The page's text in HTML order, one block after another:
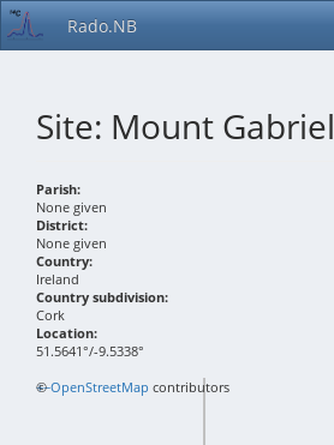
Rado.NB
Site: Mount Gabriel
Parish:
None given
District:
None given
Country:
Ireland
Country subdivision:
Cork
Location:
51.5641°/-9.5338°
+−
©OpenStreetMap contributors